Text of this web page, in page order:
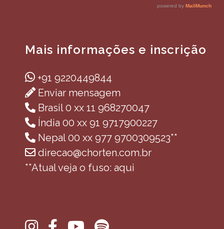
Mais informações e inscrição
+91 9220449844
Enviar mensagem
Brasil 0 xx 11 968270047
Índia 00 xx 91 9717900227
Nepal 00 xx 977 9700309523**
direcao@chorten.com.br
**Atual veja o fuso: aqui